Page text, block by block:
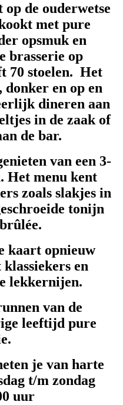
de ouderwetse
met pure
opsmuk en
brasserie op
70 stoelen. Het
en op en
dineren aan
in de zaak of
de bar.
van een 3-
Het menu kent
zoals slakjes in
tonijn
kaart opnieuw
klassiekers en
lekkernijen.
van de
leeftijd pure
je van harte
t/m zondag
uur